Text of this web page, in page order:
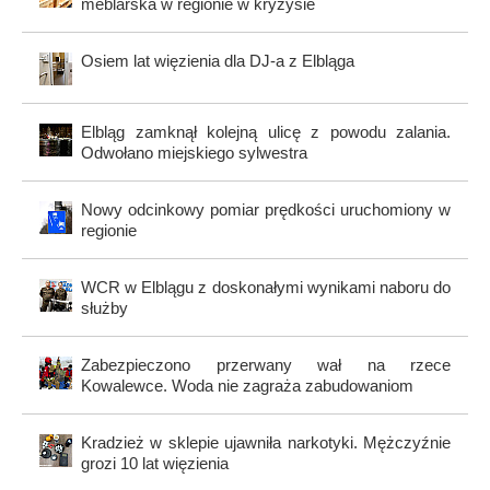
meblarska w regionie w kryzysie
Osiem lat więzienia dla DJ-a z Elbląga
Elbląg zamknął kolejną ulicę z powodu zalania.
Odwołano miejskiego sylwestra
Nowy odcinkowy pomiar prędkości uruchomiony w
regionie
WCR w Elblągu z doskonałymi wynikami naboru do
służby
Zabezpieczono przerwany wał na rzece
Kowalewce. Woda nie zagraża zabudowaniom
Kradzież w sklepie ujawniła narkotyki. Mężczyźnie
grozi 10 lat więzienia